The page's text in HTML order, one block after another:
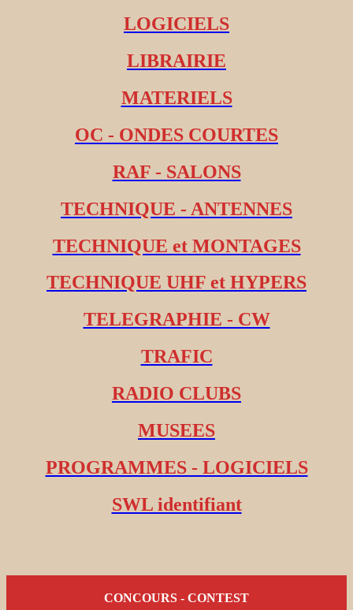
LOGICIELS
LIBRAIRIE
MATERIELS
OC - ONDES COURTES
RAF - SALONS
TECHNIQUE - ANTENNES
TECHNIQUE et MONTAGES
TECHNIQUE UHF et HYPERS
TELEGRAPHIE - CW
TRAFIC
RADIO CLUBS
MUSEES
PROGRAMMES - LOGICIELS
SWL identifiant
CONCOURS - CONTEST